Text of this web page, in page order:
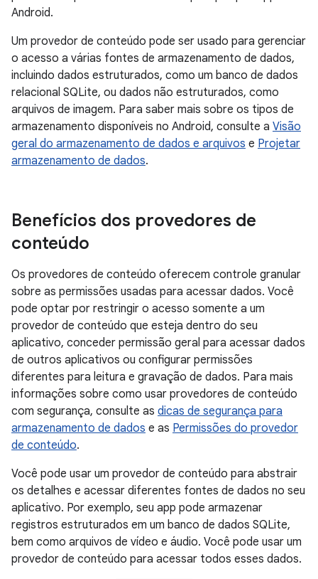
Android.
Um provedor de conteúdo pode ser usado para gerenciar
o acesso a várias fontes de armazenamento de dados,
incluindo dados estruturados, como um banco de dados
relacional SQLite, ou dados não estruturados, como
arquivos de imagem. Para saber mais sobre os tipos de
armazenamento disponíveis no Android, consulte a Visão
geral do armazenamento de dados e arquivos e Projetar
armazenamento de dados.
Benefícios dos provedores de
conteúdo
Os provedores de conteúdo oferecem controle granular
sobre as permissões usadas para acessar dados. Você
pode optar por restringir o acesso somente a um
provedor de conteúdo que esteja dentro do seu
aplicativo, conceder permissão geral para acessar dados
de outros aplicativos ou configurar permissões
diferentes para leitura e gravação de dados. Para mais
informações sobre como usar provedores de conteúdo
com segurança, consulte as dicas de segurança para
armazenamento de dados e as Permissões do provedor
de conteúdo.
Você pode usar um provedor de conteúdo para abstrair
os detalhes e acessar diferentes fontes de dados no seu
aplicativo. Por exemplo, seu app pode armazenar
registros estruturados em um banco de dados SQLite,
bem como arquivos de vídeo e áudio. Você pode usar um
provedor de conteúdo para acessar todos esses dados.